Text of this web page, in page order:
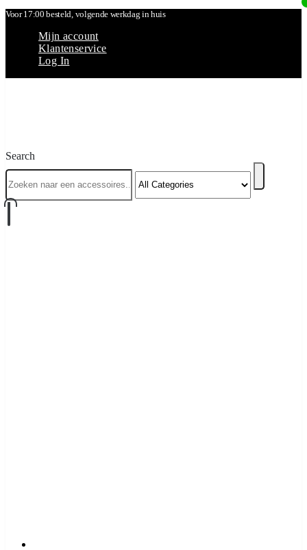
Voor 17:00 besteld, volgende werkdag in huis
Mijn account
Klantenservice
Log In
Search